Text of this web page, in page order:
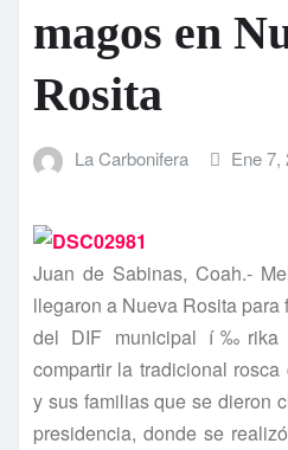
magos en
Rosita
La Carbonifera Ene 7,
Juan de Sabinas, Coah.-
llegaron a Nueva Rosita
del DIF municipal í‰rika
compartir la tradicional
y sus familias que se dieron
presidencia, donde se